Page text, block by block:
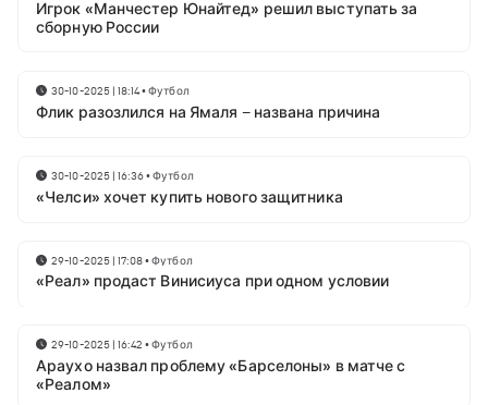
Игрок «Манчестер Юнайтед» решил выступать за
сборную России
30-10-2025 | 18:14•Футбол
Флик разозлился на Ямаля – названа причина
30-10-2025 | 16:36•Футбол
«Челси» хочет купить нового защитника
29-10-2025 | 17:08•Футбол
«Реал» продаст Винисиуса при одном условии
29-10-2025 | 16:42 •Футбол
Араухо назвал проблему «Барселоны» в матче с
«Реалом»